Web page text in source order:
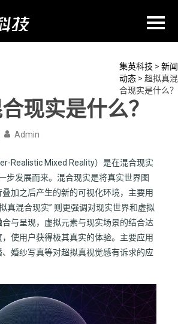
集英科技 > 新闻
动态 > 超拟真混
合现实是什么？
现实是什么？
Admin
Realistic Mixed Reality）是在混合现实
步发展而来。混合现实是将真实世界图
加之后产生的新的可视化环境，主要用
真混合现实” 则更强调对现实世界和虚拟
与呈现，虚拟元素与现实场景的结合达
使用户获得极其真实的体验。主要应用
婚纱写真等对超拟真视觉感有诉求的应